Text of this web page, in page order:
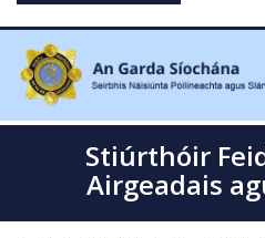
Stiúrthóir
Airgeadais